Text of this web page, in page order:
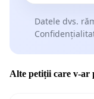
Datele dvs.
Alte petiții care v-ar